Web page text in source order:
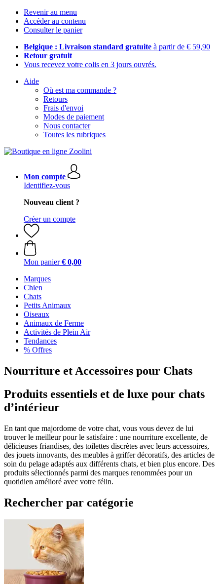
Revenir au menu
Accéder au contenu
Consulter le panier
Belgique : Livraison standard gratuite à partir de € 59,90
Retour gratuit
Vous recevez votre colis en 3 jours ouvrés.
Aide
Où est ma commande ?
Retours
Frais d'envoi
Modes de paiement
Nous contacter
Toutes les rubriques
Mon compte
Identifiez-vous
Nouveau client ?
Créer un compte
Mon panier € 0,00
Marques
Chien
Chats
Petits Animaux
Oiseaux
Animaux de Ferme
Activités de Plein Air
Tendances
% Offres
Nourriture et Accessoires pour Chats
Produits essentiels et de luxe pour chats
d’intérieur
En tant que majordome de votre chat, vous vous devez de lui
trouver le meilleur pour le satisfaire : une nourriture excellente, de
délicieuses friandises, des toilettes discrètes avec leurs accessoires,
des jouets innovants, des meubles à griffer décoratifs, des articles de
soin du pelage adaptés aux différents chats, et bien plus encore. Des
produits sélectionnés parmi des marques renommées pour un
quotidien amélioré avec votre félin.
Rechercher par catégorie